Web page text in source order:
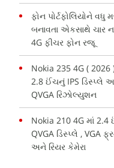
ફોન પોર્ટફોલિયોને
બનાવતા એકસાથે ચાર
4G ફીચર ફોન રજૂ
Nokia 235 4G ( 2026
2.8 ઈંચનું IPS ડિસ્પ્લે
QVGA રિઝોલ્યુશન
Nokia 210 4G માં
QVGA ડિસ્પ્લે , VGA
અને રિયર કેમેરા